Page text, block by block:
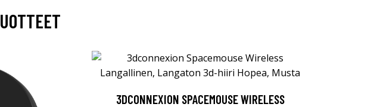
3DCONNEXION SPACEMOUSE WIRELESS